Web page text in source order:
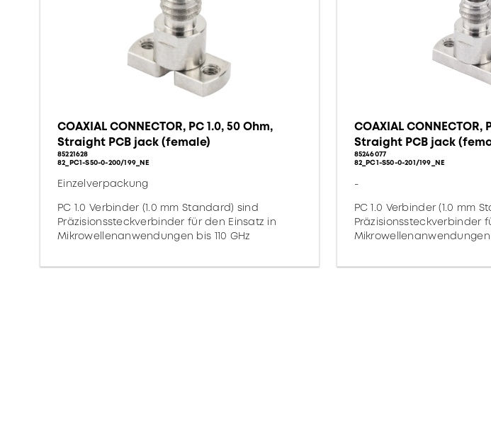
COAXIAL CONNECTOR, PC 1.0, 50 Ohm,
Straight PCB jack (female)
85221628
82_PC1-S50-0-200/199_NE
Einzelverpackung
PC 1.0 Verbinder (1.0 mm Standard) sind
Präzisionssteckverbinder für den Einsatz in
Mikrowellenanwendungen bis 110 GHz
COAXIAL CONNECTOR,
Straight PCB jack
85246077
82_PC1-S50-0-201/199_NE
-
PC 1.0 Verbinder (1.0 mm
Präzisionssteckverbinder
Mikrowellenanwendungen